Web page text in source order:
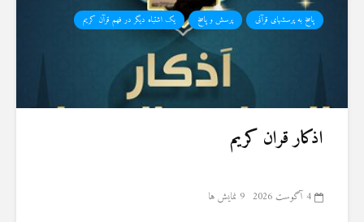
پاسخ به پرسشهای قرآنی پرسش و پاسخ یک اشتباه دیگر در فهم قرآن کریم
اذکار قران کریم
4 آگوست 2026 9 نمایش ها